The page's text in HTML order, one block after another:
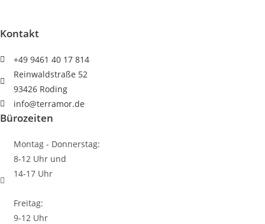
Kontakt
+49 9461 40 17 814
Reinwaldstraße 52
93426 Roding
info@terramor.de
Bürozeiten
Montag - Donnerstag:
8-12 Uhr und
14-17 Uhr
Freitag:
9-12 Uhr